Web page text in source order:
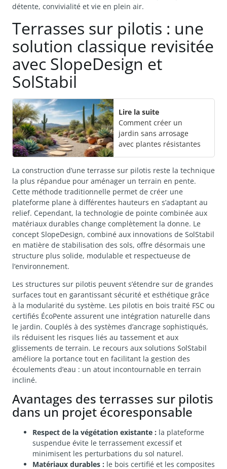
détente, convivialité et vie en plein air.
Terrasses sur pilotis : une
solution classique revisitée
avec SlopeDesign et
SolStabil
Lire la suite
Comment créer un
jardin sans arrosage
avec plantes résistantes
La construction d’une terrasse sur pilotis reste la technique
la plus répandue pour aménager un terrain en pente.
Cette méthode traditionnelle permet de créer une
plateforme plane à différentes hauteurs en s’adaptant au
relief. Cependant, la technologie de pointe combinée aux
matériaux durables change complètement la donne. Le
concept SlopeDesign, combiné aux innovations de SolStabil
en matière de stabilisation des sols, offre désormais une
structure plus solide, modulable et respectueuse de
l’environnement.
Les structures sur pilotis peuvent s’étendre sur de grandes
surfaces tout en garantissant sécurité et esthétique grâce
à la modularité du système. Les pilotis en bois traité FSC ou
certifiés ÉcoPente assurent une intégration naturelle dans
le jardin. Couplés à des systèmes d’ancrage sophistiqués,
ils réduisent les risques liés au tassement et aux
glissements de terrain. Le recours aux solutions SolStabil
améliore la portance tout en facilitant la gestion des
écoulements d’eau : un atout incontournable en terrain
incliné.
Avantages des terrasses sur pilotis
dans un projet écoresponsable
Respect de la végétation existante : la plateforme
suspendue évite le terrassement excessif et
minimisent les perturbations du sol naturel.
Matériaux durables : le bois certifié et les composites